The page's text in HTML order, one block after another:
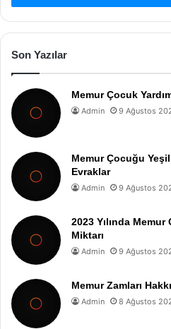
Son Yazılar
Memur Çocuk
Admin 9 Ağustos
Memur Çocuğu
Evraklar
Admin 9 Ağustos
2023 Yılında Memur
Miktarı
Admin 9 Ağustos
Memur Zamları
Admin 8 Ağustos